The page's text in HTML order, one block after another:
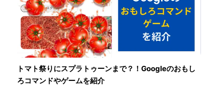
トマト祭りにスプラトゥーンまで？！Googleのおもし
ろコマンドやゲームを紹介